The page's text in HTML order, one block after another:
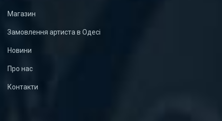
Магазин
Замовлення артиста в Одесі
Новини
Про нас
Контакти